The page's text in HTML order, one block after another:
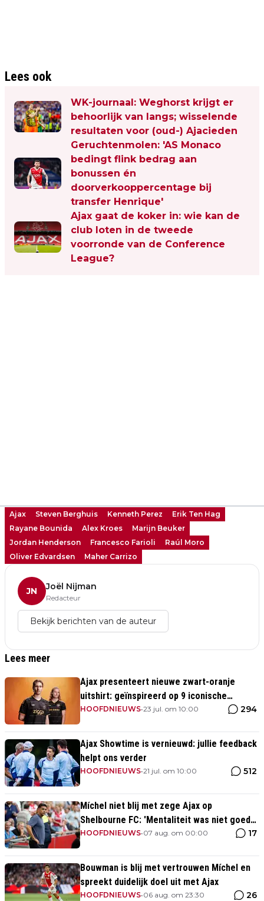
Lees ook
WK-journaal: Weghorst krijgt er
behoorlijk van langs; wisselende
resultaten voor (oud-) Ajacieden
Geruchtenmolen: 'AS Monaco
bedingt flink bedrag aan
bonussen én
doorverkooppercentage bij
transfer Henrique'
Ajax gaat de koker in: wie kan de
club loten in de tweede
voorronde van de Conference
League?
Ajax Steven Berghuis Kenneth Perez
Erik Ten Hag
Rayane Bounida
Alex Kroes
Marijn Beuker
Jordan Henderson
Francesco Farioli
Raúl Moro
Oliver Edvardsen
Maher Carrizo
JN Joël Nijman
Redacteur
Bekijk berichten van de auteur
Lees meer
Ajax presenteert nieuwe zwart-oranje
uitshirt: geïnspireerd op 9 iconische
momenten uit clubhistorie
HOOFDNIEUWS•23 jul. om 10:00 294
Ajax Showtime is vernieuwd: jullie feedback
helpt ons verder
HOOFDNIEUWS•21 jul. om 10:00 512
Míchel niet blij met zege Ajax op
Shelbourne FC: 'Mentaliteit was niet goed
genoeg in de slotfase'
HOOFDNIEUWS•07 aug. om 00:00 17
Bouwman is blij met vertrouwen Míchel en
spreekt duidelijk doel uit met Ajax
HOOFDNIEUWS•06 aug. om 23:30 26